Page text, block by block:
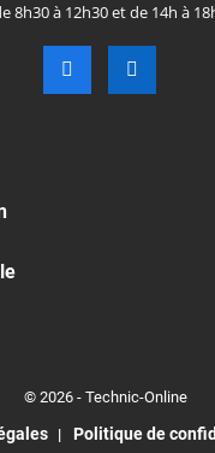
8h30 à 12h30 et de 14h à
© 2026 - Technic-Online
Politique de